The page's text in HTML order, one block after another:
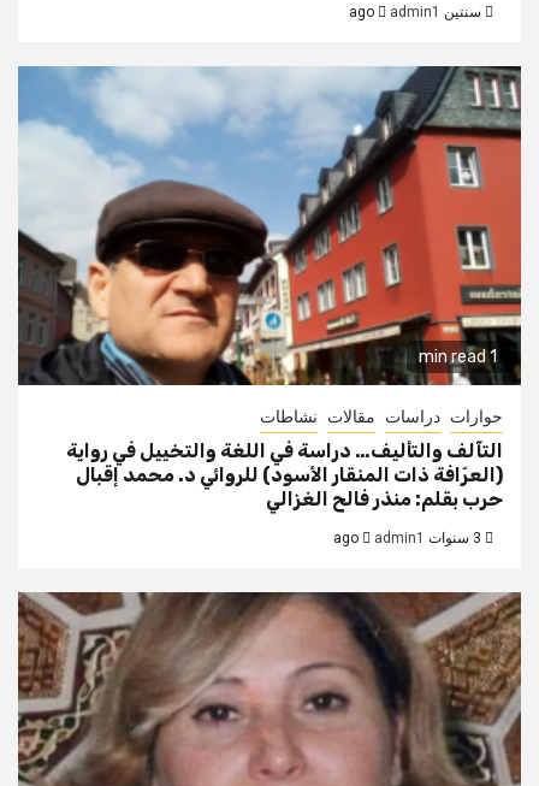
سنتين ago admin1
1 min read
حوارات دراسات مقالات نشاطات
التآلف والتأليف… دراسة في اللغة والتخييل في رواية
(العرّافة ذات المنقار الأسود) للروائي د. محمد إقبال
حرب بقلم: منذر فالح الغزالي
admin1